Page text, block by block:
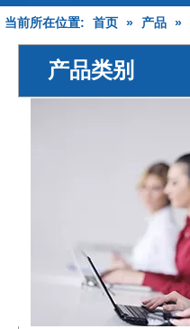
当前所在位置: 首页 » 产品 »
产品类别